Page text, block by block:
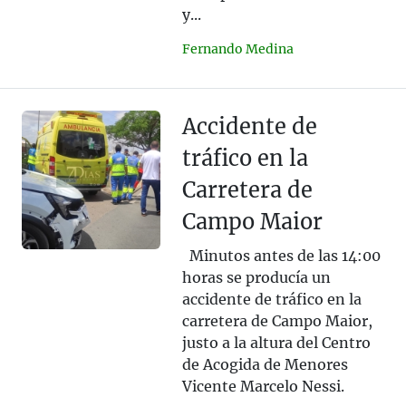
y...
Fernando Medina
Accidente de
tráfico en la
Carretera de
Campo Maior
Minutos antes de las 14:00
horas se producía un
accidente de tráfico en la
carretera de Campo Maior,
justo a la altura del Centro
de Acogida de Menores
Vicente Marcelo Nessi.